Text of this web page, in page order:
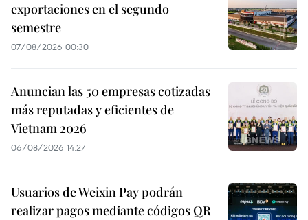
exportaciones en el segundo
semestre
07/08/2026 00:30
Anuncian las 50 empresas cotizadas
más reputadas y eficientes de
Vietnam 2026
06/08/2026 14:27
Usuarios de Weixin Pay podrán
realizar pagos mediante códigos QR